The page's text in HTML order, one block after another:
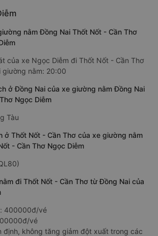
nằm Đồng Nai Thốt Nốt - Cần Thơ
của xe Ngọc Diễm đi Thốt Nốt - Cần Thơ
nằm: 20:00
ở Đồng Nai của xe giường nằm Đồng Nai
Ngọc Diễm
Tàu
ở Thốt Nốt - Cần Thơ của xe giường nằm
- Cần Thơ Ngọc Diễm
đi Thốt Nốt - Cần Thơ từ Đồng Nai của
400000đ/vé
vé
định, không tăng giảm đột xuất trong các